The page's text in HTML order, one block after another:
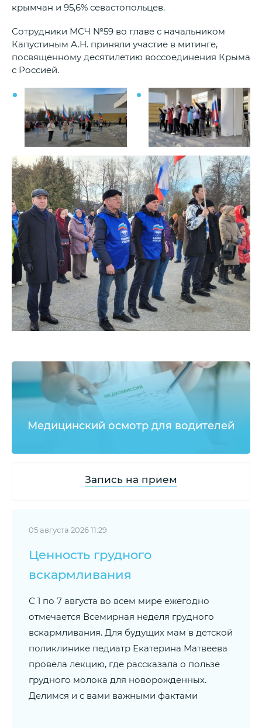
крымчан и 95,6% севастопольцев.
Сотрудники МСЧ №59 во главе с начальником
Капустиным А.Н. приняли участие в митинге,
посвященному десятилетию воссоединения Крыма
с Россией.
Медицинский осмотр для водителей
Запись на прием
05 августа 2026 11:29
Ценность грудного
вскармливания
С 1 по 7 августа во всем мире ежегодно
отмечается Всемирная неделя грудного
вскармливания. Для будущих мам в детской
поликлинике педиатр Екатерина Матвеева
провела лекцию, где рассказала о пользе
грудного молока для новорожденных.
Делимся и с вами важными фактами